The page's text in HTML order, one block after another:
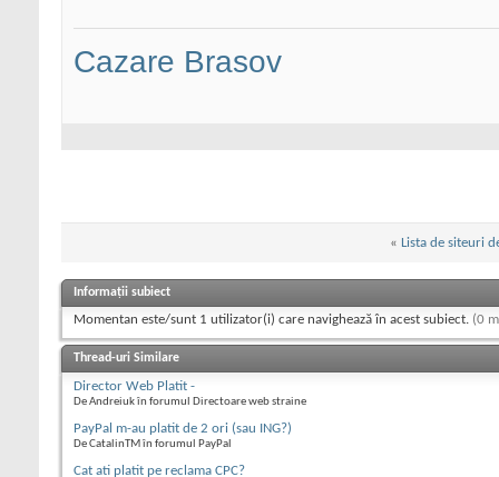
Cazare Brasov
« Lista de siteuri
Informații subiect
Momentan este/sunt 1 utilizator(i) care navighează în acest subiect. (0
Thread-uri Similare
Director Web Platit -
De Andreiuk în forumul Directoare web straine
PayPal m-au platit de 2 ori (sau ING?)
De CatalinTM în forumul PayPal
Cat ati platit pe reclama CPC?